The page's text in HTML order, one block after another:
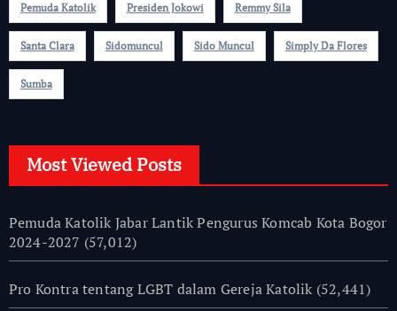
Pemuda Katolik Presiden Jokowi Remmy Sila
Santa Clara Sidomuncul Sido Muncul Simply Da Flores
Sumba
Most Viewed Posts
Pemuda Katolik Jabar Lantik Pengurus Komcab Kota Bogor
2024-2027 (57,012)
Pro Kontra tentang LGBT dalam Gereja Katolik (52,441)